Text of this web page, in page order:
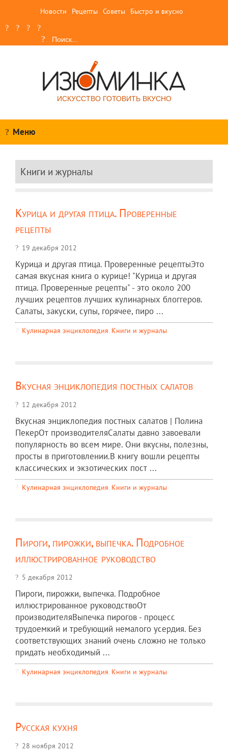
Новости Рецепты Советы Быстро и вкусно
ИСКУССТВО ГОТОВИТЬ ВКУСНО
Меню
Книги и журналы
Курица и другая птица. Проверенные
рецепты
19 декабря 2012
Курица и другая птица. Проверенные рецептыЭто
самая вкусная книга о курице! "Курица и другая
птица. Проверенные рецепты" - это около 200
лучших рецептов лучших кулинарных блоггеров.
Салаты, закуски, супы, горячее, пиро ...
Кулинарная энциклопедия, Книги и журналы
Вкусная энциклопедия постных салатов
12 декабря 2012
Вкусная энциклопедия постных салатов | Полина
ПекерОт производителяСалаты давно завоевали
популярность во всем мире. Они вкусны, полезны,
просты в приготовлении.В книгу вошли рецепты
классических и экзотических пост ...
Кулинарная энциклопедия, Книги и журналы
Пироги, пирожки, выпечка. Подробное
иллюстрированное руководство
5 декабря 2012
Пироги, пирожки, выпечка. Подробное
иллюстрированное руководствоОт
производителяВыпечка пирогов - процесс
трудоемкий и требующий немалого усердия. Без
соответствующих знаний очень сложно не только
придать необходимый ...
Кулинарная энциклопедия, Книги и журналы
Русская кухня
28 ноября 2012